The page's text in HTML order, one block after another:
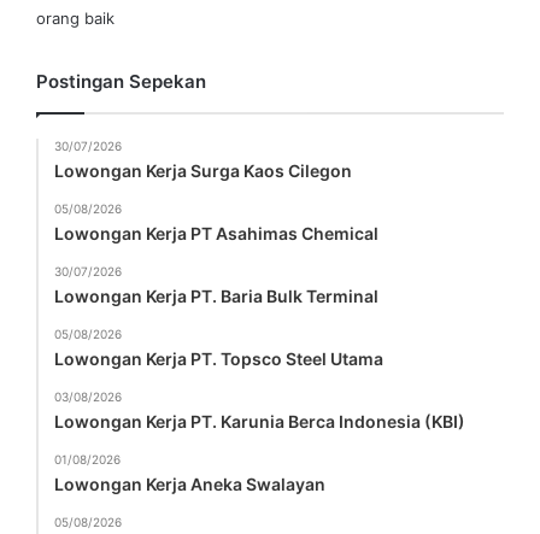
orang baik
Postingan Sepekan
30/07/2026
Lowongan Kerja Surga Kaos Cilegon
05/08/2026
Lowongan Kerja PT Asahimas Chemical
30/07/2026
Lowongan Kerja PT. Baria Bulk Terminal
05/08/2026
Lowongan Kerja PT. Topsco Steel Utama
03/08/2026
Lowongan Kerja PT. Karunia Berca Indonesia (KBI)
01/08/2026
Lowongan Kerja Aneka Swalayan
05/08/2026